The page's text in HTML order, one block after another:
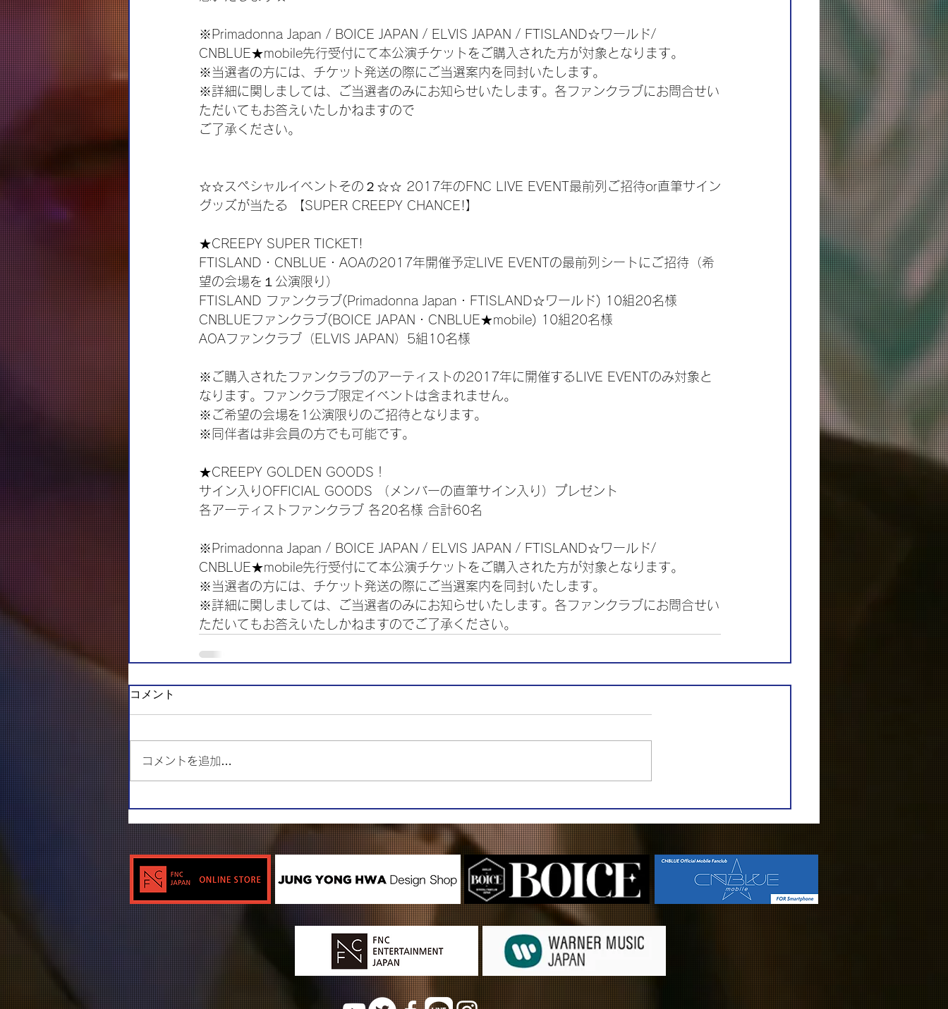
※Primadonna Japan / BOICE JAPAN / ELVIS JAPAN / FTISLAND☆ワールド/
CNBLUE★mobile先行受付にて本公演チケットをご購入された方が対象となります。
※当選者の方には、チケット発送の際にご当選案内を同封いたします。
※詳細に関しましては、ご当選者のみにお知らせいたします。各ファンクラブにお問合せい
ただいてもお答えいたしかねますので
ご了承ください。
☆☆スペシャルイベントその２☆☆ 2017年のFNC LIVE EVENT最前列ご招待or直筆サイン
グッズが当たる 【SUPER CREEPY CHANCE!】
★CREEPY SUPER TICKET!
FTISLAND・CNBLUE・AOAの2017年開催予定LIVE EVENTの最前列シートにご招待（希
望の会場を１公演限り）
FTISLAND ファンクラブ(Primadonna Japan・FTISLAND☆ワールド) 10組20名様
CNBLUEファンクラブ(BOICE JAPAN・CNBLUE★mobile) 10組20名様
AOAファンクラブ（ELVIS JAPAN）5組10名様
※ご購入されたファンクラブのアーティストの2017年に開催するLIVE EVENTのみ対象と
なります。ファンクラブ限定イベントは含まれません。
※ご希望の会場を1公演限りのご招待となります。
※同伴者は非会員の方でも可能です。
★CREEPY GOLDEN GOODS！
サイン入りOFFICIAL GOODS （メンバーの直筆サイン入り）プレゼント
各アーティストファンクラブ 各20名様 合計60名
※Primadonna Japan / BOICE JAPAN / ELVIS JAPAN / FTISLAND☆ワールド/
CNBLUE★mobile先行受付にて本公演チケットをご購入された方が対象となります。
※当選者の方には、チケット発送の際にご当選案内を同封いたします。
※詳細に関しましては、ご当選者のみにお知らせいたします。各ファンクラブにお問合せい
ただいてもお答えいたしかねますのでご了承ください。
コメント
コメントを追加…